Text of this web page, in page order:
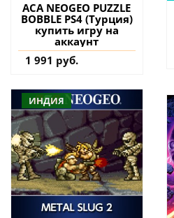
ACA NEOGEO PUZZLE
BOBBLE PS4 (Турция)
купить игру на
аккаунт
1 991 руб.
ИНДИЯ